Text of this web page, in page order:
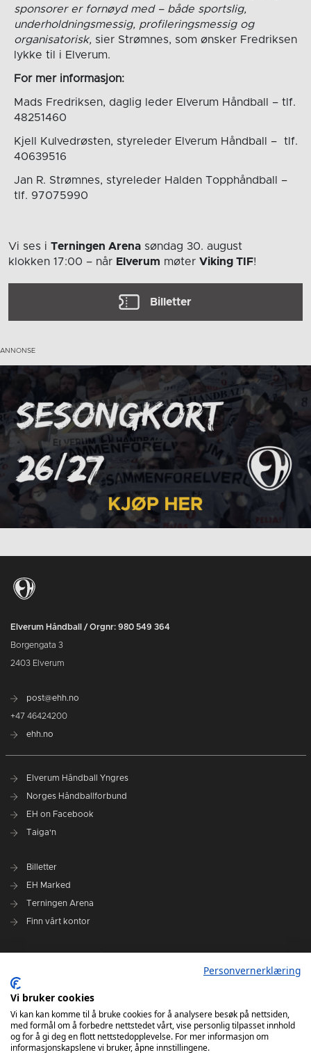
sponsorer er fornøyd med – både sportslig,
underholdningsmessig, profileringsmessig og
organisatorisk, sier Strømnes, som ønsker Fredriksen
lykke til i Elverum.
For mer informasjon:
Mads Fredriksen, daglig leder Elverum Håndball – tlf.
48251460
Kjell Kulvedrøsten, styreleder Elverum Håndball –
tlf.
40639516
Jan R. Strømnes, styreleder Halden Topphåndball –
tlf. 97075990
Vi ses i Terningen Arena søndag 30. august
klokken 17:00 – når Elverum møter Viking TIF!
Billetter
Elverum Håndball / Orgnr: 980 549 364
Borgengata 3
2403 Elverum
post@ehh.no
+47 46424200
ehh.no
Elverum Håndball Yngres
Norges Håndballforbund
EH on Facebook
Taiga'n
Billetter
EH Marked
Terningen Arena
Finn vårt kontor
Administrasjonen i Elverum Håndball
Styre og utvalg
VARSLINGSRUTINER FOR ELVERUM HÅNDBALL
Personvernerklæring
Vi bruker cookies
Vi kan kan komme til å bruke cookies for å analysere besøk på nettsiden,
med formål om å forbedre nettstedet vårt, vise personlig tilpasset innhold
og for å gi deg en flott nettstedopplevelse. For mer informasjon om
informasjonskapslene vi bruker, åpne innstillingene.